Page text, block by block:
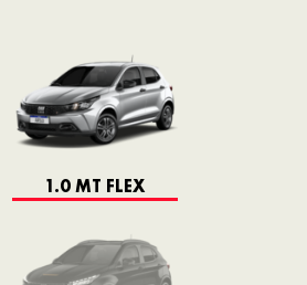
1.0 MT FLEX